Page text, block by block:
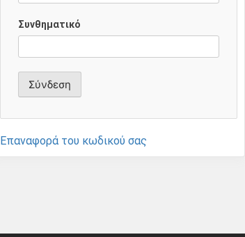
Συνθηματικό
Επαναφορά του κωδικού σας